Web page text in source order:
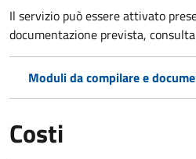
Il servizio può essere attivato
documentazione prevista,
Moduli da compilare e
Costi